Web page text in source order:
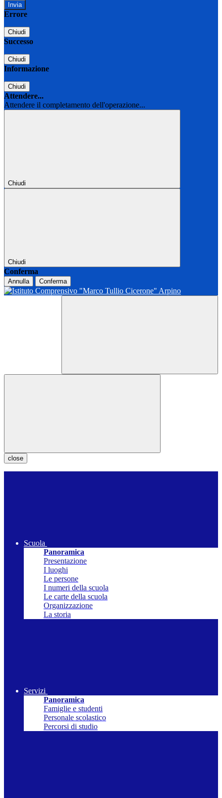
Errore
Chiudi
Successo
Chiudi
Informazione
Chiudi
Attendere...
Attendere il completamento dell'operazione...
Chiudi
Chiudi
Conferma
Annulla Conferma
close
Scuola
Panoramica
Presentazione
I luoghi
Le persone
I numeri della scuola
Le carte della scuola
Organizzazione
La storia
Servizi
Panoramica
Famiglie e studenti
Personale scolastico
Percorsi di studio